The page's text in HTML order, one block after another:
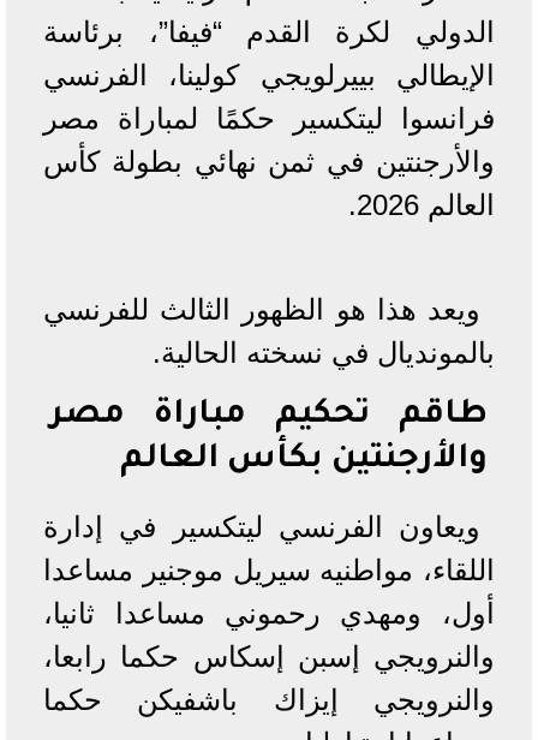
الدولي لكرة القدم “فيفا”، برئاسة
الإيطالي بييرلويجي كولينا، الفرنسي
فرانسوا ليتكسير حكمًا لمباراة مصر
والأرجنتين في ثمن نهائي بطولة كأس
العالم 2026.
ويعد هذا هو الظهور الثالث للفرنسي
بالمونديال في نسخته الحالية.
طاقم تحكيم مباراة مصر
والأرجنتين بكأس العالم
ويعاون الفرنسي ليتكسير في إدارة
اللقاء، مواطنيه سيريل موجنير مساعدا
أول، ومهدي رحموني مساعدا ثانيا،
والنرويجي إسبن إسكاس حكما رابعا،
والنرويجي إيزاك باشفيكن حكما